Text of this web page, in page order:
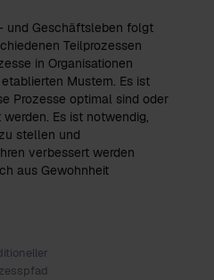
und Geschäftsleben folgt
Teilprozessen
in Organisationen
Mustern. Es ist
Prozesse optimal sind oder
Es ist notwendig,
stellen und
verbessert werden
aus Gewohnheit